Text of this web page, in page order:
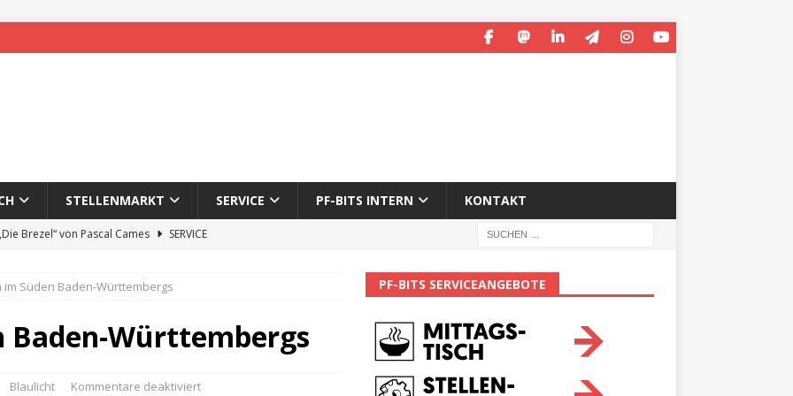
STELLENMARKT SERVICE PF-BITS INTERN KONTAKT
Brezel“ von Pascal Cames
SERVICE
des 65. Fasnetsumzugs Dillweißenstein
Der Mann hinter PF-Bits lebt nicht mehr
im Süden Baden-Württembergs
Baden-Württembergs
Blaulicht Kommentare deaktiviert
PF-BITS SERVICEANGEBOTE